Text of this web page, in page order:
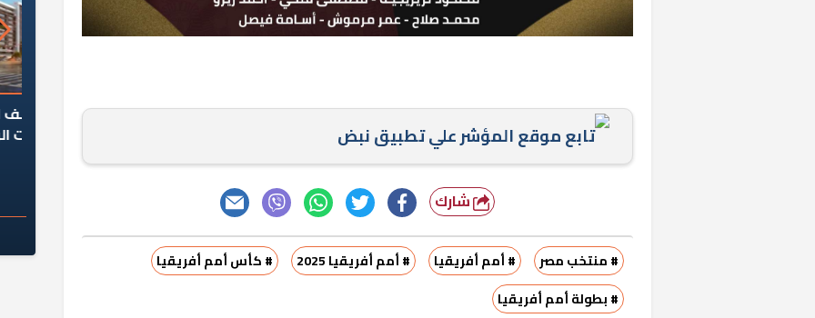
تابع موقع المؤشر علي تطبيق نبض
شارك
# منتخب مصر # أمم أفريقيا # أمم أفريقيا 2025
# كأس أمم أفريقيا
# بطولة أمم أفريقيا
«المؤشر» يطرح السؤال الصعب: هل
كان اختيار خريج معهد العاشر من
رمضان وزيرًا للإسكان قرارًا صائبًا؟
لماذا تخالف الشركات العقارية